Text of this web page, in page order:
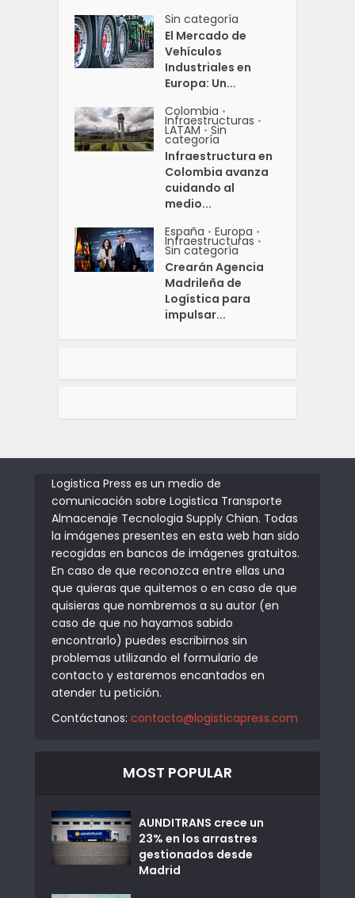
Sin categoría
El Mercado de
Vehículos
Industriales en
Europa: Un...
Colombia •
Infraestructuras •
LATAM • Sin
categoría
Infraestructura en
Colombia avanza
cuidando al
medio...
España • Europa •
Infraestructuras •
Sin categoría
Crearán Agencia
Madrileña de
Logística para
impulsar...
Logistica Press es un medio de
comunicación sobre Logistica Transporte
Almacenaje Tecnologia Supply Chian. Todas
la imágenes presentes en esta web han sido
recogidas en bancos de imágenes gratuitos.
En caso de que reconozca entre ellas una
que quieras que quitemos o en caso de que
quisieras que nombremos a su autor (en
caso de que no hayamos sabido
encontrarlo) puedes escribirnos sin
problemas utilizando el formulario de
contacto y estaremos encantados en
atender tu petición.
Contáctanos: contacto@logisticapress.com
MOST POPULAR
AUNDITRANS crece un
23% en los arrastres
gestionados desde
Madrid